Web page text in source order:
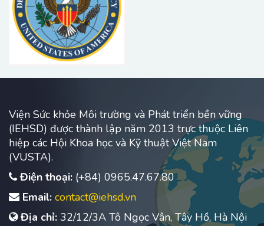
Viện Sức khỏe Môi trường và Phát triển bền vững
(IEHSD) được thành lập năm 2013 trực thuộc Liên
hiệp các Hội Khoa học và Kỹ thuật Việt Nam
(VUSTA).
Điện thoại: (+84) 0965.47.67.80
Email: contact@iehsd.vn
Địa chỉ: 32/12/3A Tô Ngọc Vân, Tây Hồ, Hà Nội